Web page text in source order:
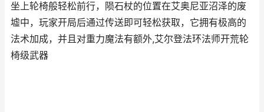
坐上轮椅般轻松前行，陨石杖的位置在艾奥尼亚沼泽的废
墟中，玩家开局后通过传送即可轻松获取，它拥有极高的
法术加成，并且对重力魔法有额外,艾尔登法环法师开荒轮
椅级武器